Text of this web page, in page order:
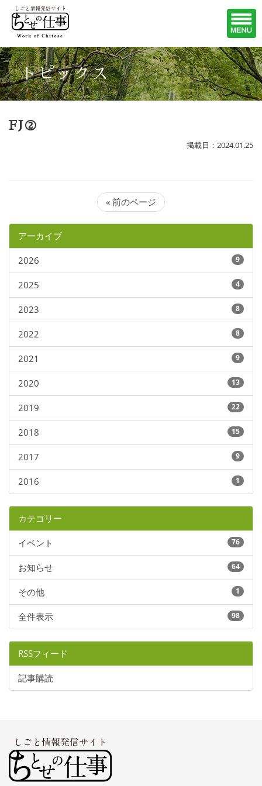
トピックス
FJ②
掲載日：2024.01.25
« 前のページ
アーカイブ
2026 9
2025 4
2023 8
2022 8
2021 9
2020 13
2019 22
2018 15
2017 9
2016 1
カテゴリー
イベント 76
お知らせ 64
その他 1
全件表示 98
RSSフィード
記事購読